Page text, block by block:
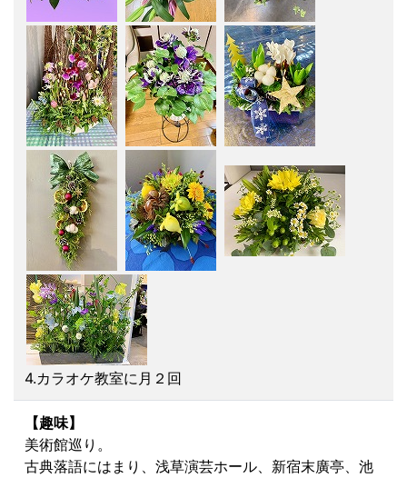
4.カラオケ教室に月２回
【趣味】
美術館巡り。
古典落語にはまり、浅草演芸ホール、新宿末廣亭、池